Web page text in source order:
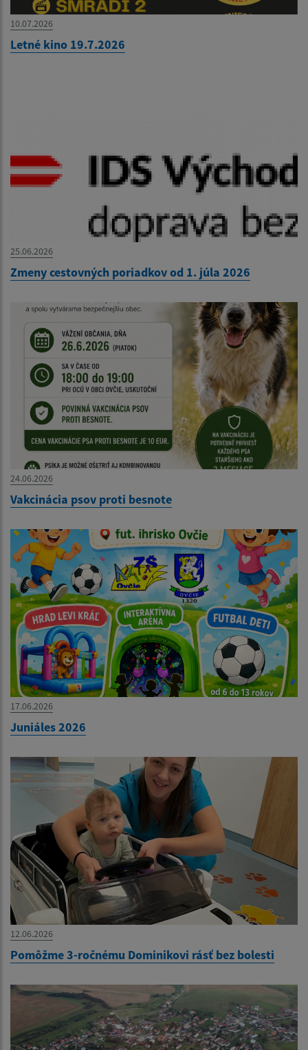
10.07.2026
Letné kino 19.7.2026
25.06.2026
Zmeny cestovných poriadkov od 1. júla 2026
24.06.2026
Vakcinácia psov proti besnote
17.06.2026
Juniáles 2026
12.06.2026
Pomôžme 3-ročnému Dominikovi rásť bez bolesti